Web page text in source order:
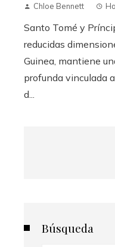
Chloe Bennett
Santo Tomé y
reducidas
Guinea, mantiene
profunda vinculada
d...
Búsqueda